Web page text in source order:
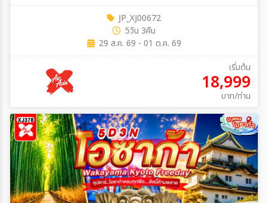
JP_XJ00672
5วัน 3คืน
29 ส.ค. 69 - 01 ต.ค. 69
เริ่มต้น
18,999
บาท/ท่าน